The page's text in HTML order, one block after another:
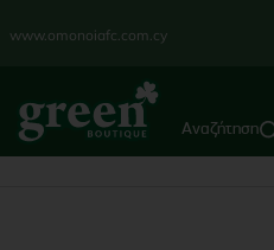
www.omonoiafc.com.cy